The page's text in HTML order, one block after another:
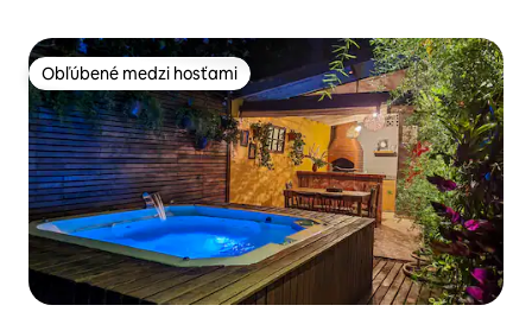
Obľúbené medzi hosťami
Obľúbené medzi hosťami